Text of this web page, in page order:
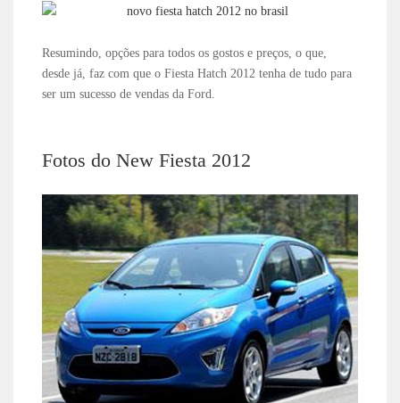
Resumindo, opções para todos os gostos e preços, o que,
desde já, faz com que o Fiesta Hatch 2012 tenha de tudo para
ser um sucesso de vendas da Ford.
Fotos do New Fiesta 2012